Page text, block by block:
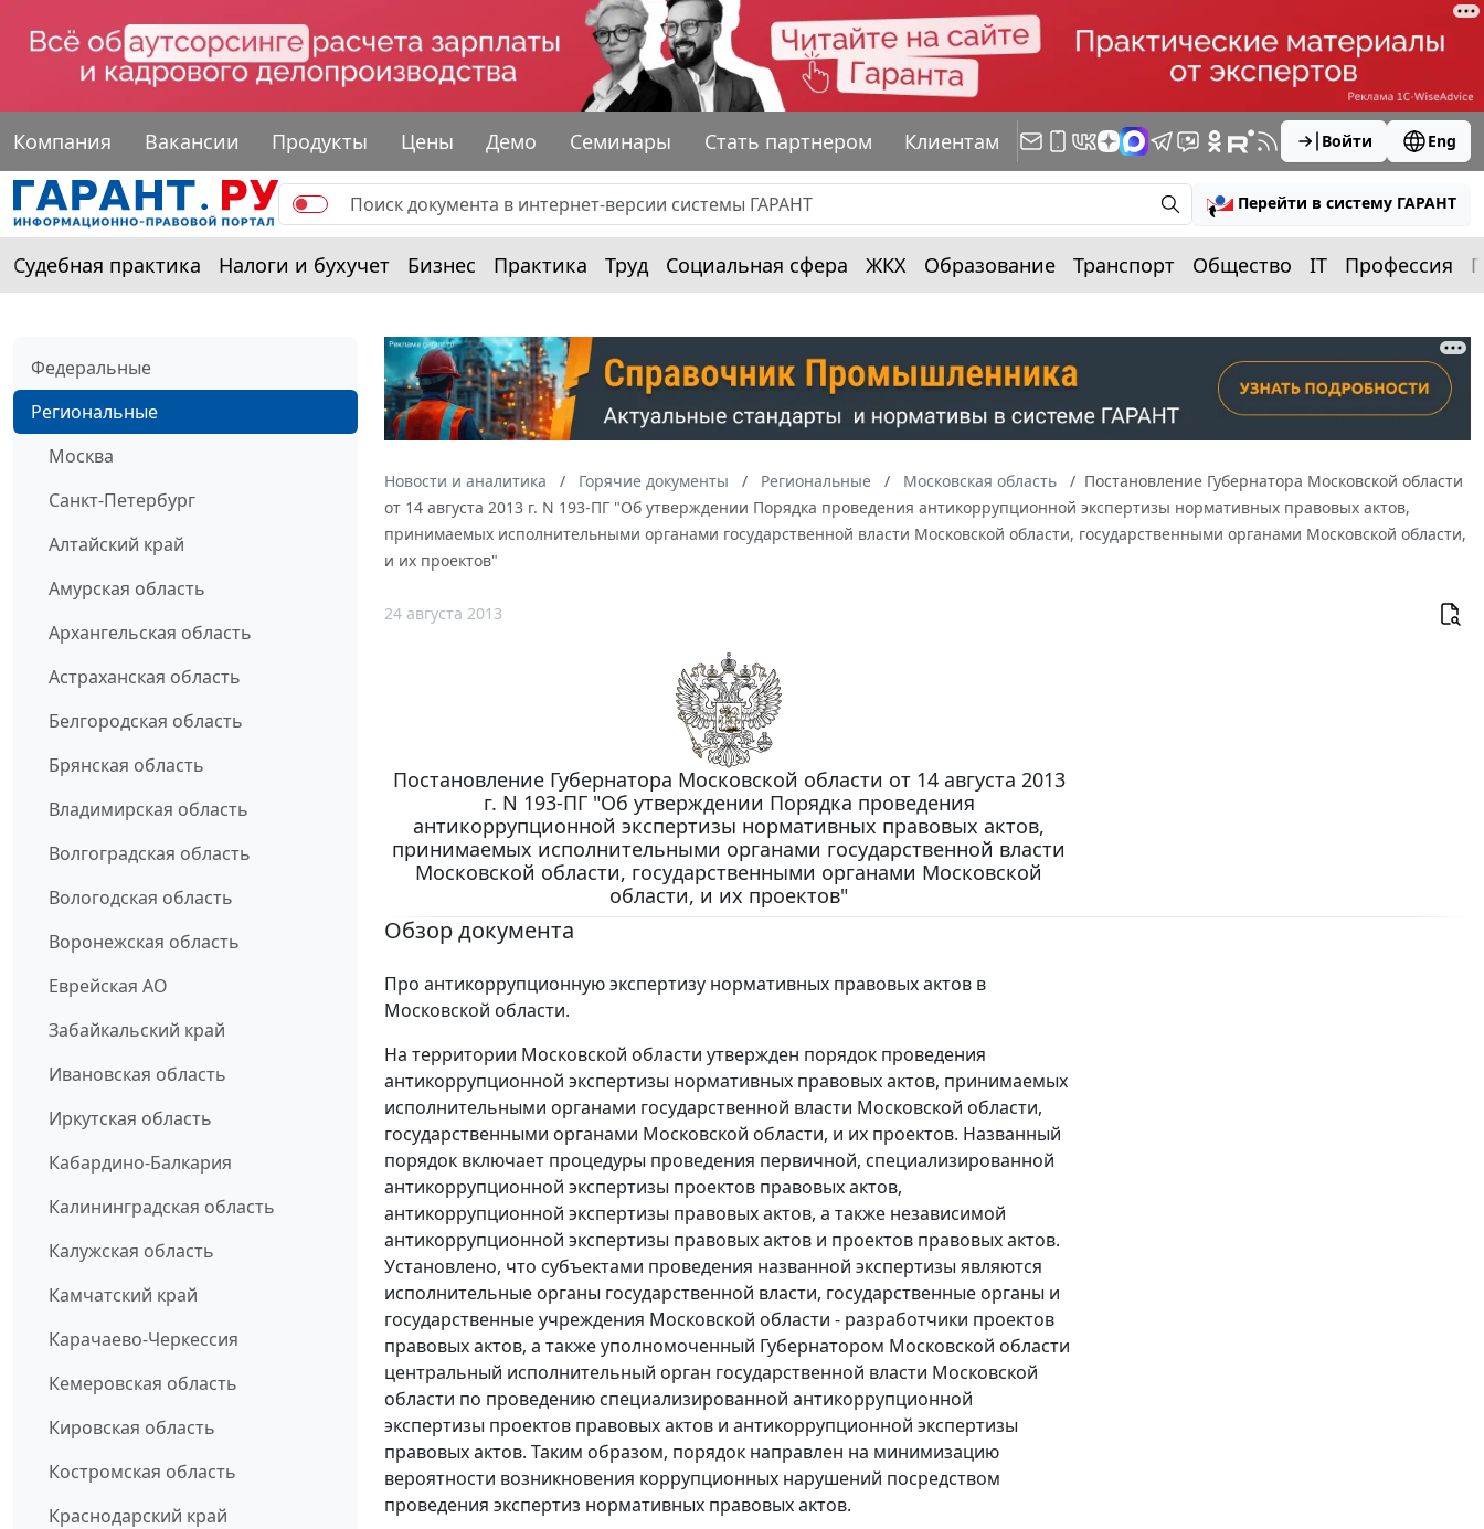
Компания Вакансии Продукты Цены Демо Семинары Стать партнером Клиентам Войти Eng
Перейти в систему ГАРАНТ
Судебная практика Налоги и бухучет Бизнес Практика Труд Социальная сфера ЖКХ Образование Транспорт Общество IT Профессия
Федеральные
Региональные
Москва
Санкт-Петербург
Алтайский край
Амурская область
Архангельская область
Астраханская область
Белгородская область
Брянская область
Владимирская область
Волгоградская область
Вологодская область
Воронежская область
Еврейская АО
Забайкальский край
Ивановская область
Иркутская область
Кабардино-Балкария
Калининградская область
Калужская область
Камчатский край
Карачаево-Черкессия
Кемеровская область
Кировская область
Костромская область
Краснодарский край
Новости и аналитика Горячие документы Региональные Московская область
Постановление Губернатора Московской области
от 14 августа 2013 г. N 193-ПГ "Об утверждении Порядка проведения антикоррупционной экспертизы нормативных правовых актов,
принимаемых исполнительными органами государственной власти Московской области, государственными органами Московской области,
и их проектов"
24 августа 2013
Постановление Губернатора Московской области от 14 августа 2013
г. N 193-ПГ "Об утверждении Порядка проведения
антикоррупционной экспертизы нормативных правовых актов,
принимаемых исполнительными органами государственной власти
Московской области, государственными органами Московской
области, и их проектов"
Обзор документа
Про антикоррупционную экспертизу нормативных правовых актов в
Московской области.
На территории Московской области утвержден порядок проведения
антикоррупционной экспертизы нормативных правовых актов, принимаемых
исполнительными органами государственной власти Московской области,
государственными органами Московской области, и их проектов. Названный
порядок включает процедуры проведения первичной, специализированной
антикоррупционной экспертизы проектов правовых актов,
антикоррупционной экспертизы правовых актов, а также независимой
антикоррупционной экспертизы правовых актов и проектов правовых актов.
Установлено, что субъектами проведения названной экспертизы являются
исполнительные органы государственной власти, государственные органы и
государственные учреждения Московской области - разработчики проектов
правовых актов, а также уполномоченный Губернатором Московской области
центральный исполнительный орган государственной власти Московской
области по проведению специализированной антикоррупционной
экспертизы проектов правовых актов и антикоррупционной экспертизы
правовых актов. Таким образом, порядок направлен на минимизацию
вероятности возникновения коррупционных нарушений посредством
проведения экспертиз нормативных правовых актов.